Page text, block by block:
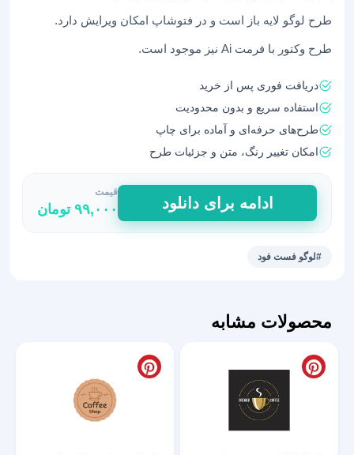
طرح لوگو لایه باز است و در فتوشاپ امکان ویرایش دارد.
طرح وکتور با فرمت Ai نیز موجود است.
دریافت فوری پس از خرید
استفاده سریع و بدون محدودیت
طرح‌های حرفه‌ای و آماده برای چاپ
امکان تغییر رنگ، متن و جزئیات طرح
طرح
لایه
باز
لوگو
فیله
عدد
ادامه برای دانلود
قیمت
۹۹,۰۰۰ تومان
#لوگو فست فود
محصولات مشابه